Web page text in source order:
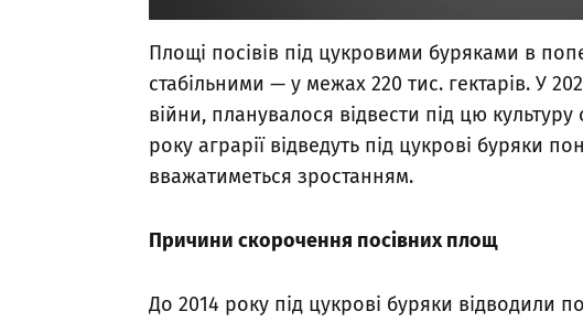
Площі посівів під цукровими буряками в
стабільними — у межах 220 тис. гектарів. У
війни, планувалося відвести під цю
року аграрії відведуть під цукрові буряки
вважатиметься зростанням.
Причини скорочення посівних площ
До 2014 року під цукрові буряки відводили